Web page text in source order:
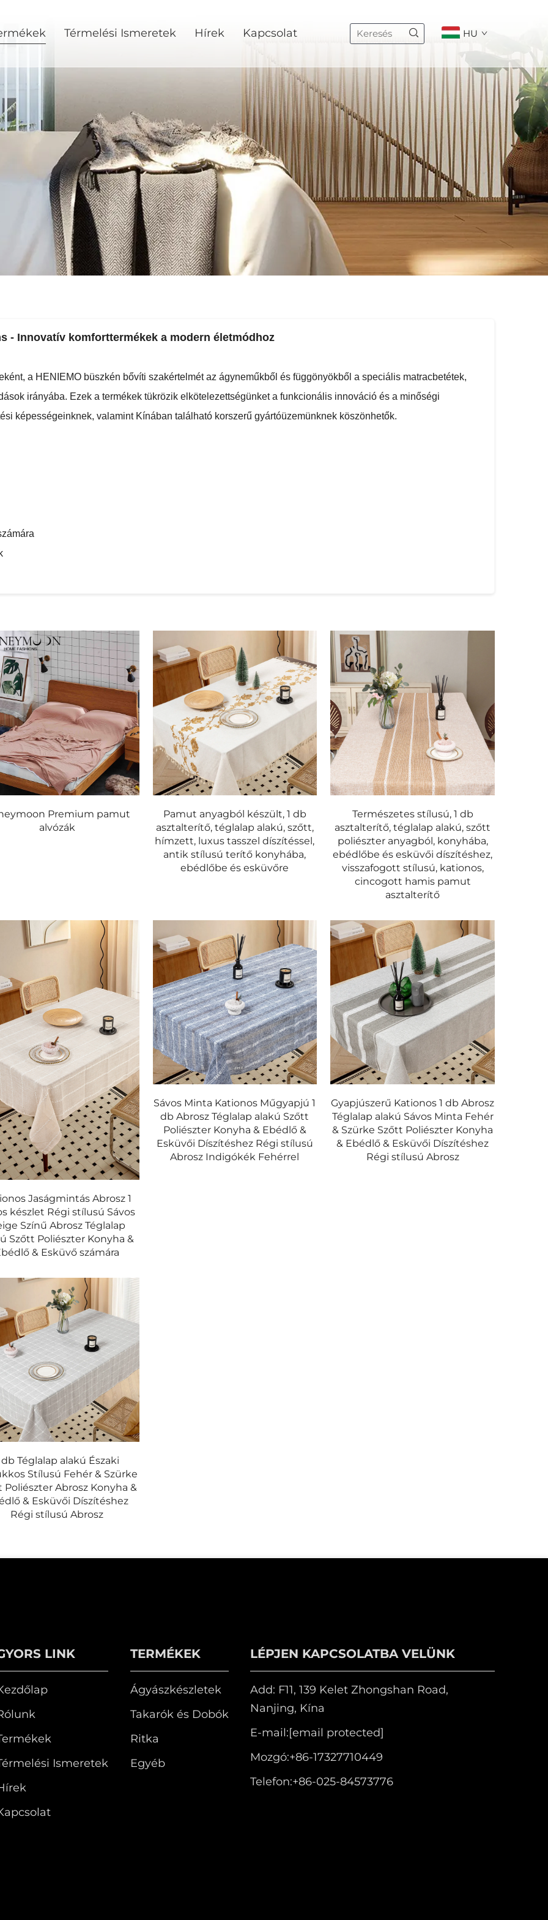
Térmelési Ismeretek Hírek Kapcsolat HU
- Innovatív komforttermékek a modern életmódhoz
a HENIEMO büszkén bővíti szakértelmét az ágyneműkből és függönyökből a speciális matracbetétek,
irányába. Ezek a termékek tükrözik elkötelezettségünket a funkcionális innováció és a minőségi
képességeinknek, valamint Kínában található korszerű gyártóüzemünknek köszönhetők.
Premium pamut
alvózák
Pamut anyagból készült, 1 db
asztalterítő, téglalap alakú, szőtt,
hímzett, luxus tasszel díszítéssel,
antik stílusú terítő konyhába,
ebédlőbe és esküvőre
Természetes stílusú, 1 db
asztalterítő, téglalap alakú, szőtt
poliészter anyagból, konyhába,
ebédlőbe és esküvői díszítéshez,
visszafogott stílusú, kationos,
cincogott hamis pamut
asztalterítő
Jaságmintás Abrosz 1
készlet Régi stílusú Sávos
Színű Abrosz Téglalap
Szőtt Poliészter Konyha &
& Esküvő számára
Sávos Minta Kationos Műgyapjú 1
db Abrosz Téglalap alakú Szőtt
Poliészter Konyha & Ebédlő &
Esküvői Díszítéshez Régi stílusú
Abrosz Indigókék Fehérrel
Gyapjúszerű Kationos 1 db Abrosz
Téglalap alakú Sávos Minta Fehér
& Szürke Szőtt Poliészter Konyha
& Ebédlő & Esküvői Díszítéshez
Régi stílusú Abrosz
db Téglalap alakú Északi
Stílusú Fehér & Szürke
Poliészter Abrosz Konyha &
& Esküvői Díszítéshez
Régi stílusú Abrosz
LINK
Ismeretek
TERMÉKEK
Ágyászkészletek
Takarók és Dobók
Ritka
Egyéb
LÉPJEN KAPCSOLATBA VELÜNK
Add: F11, 139 Kelet Zhongshan Road,
Nanjing, Kína
E-mail:[email protected]
Mozgó:+86-17327710449
Telefon:+86-025-84573776